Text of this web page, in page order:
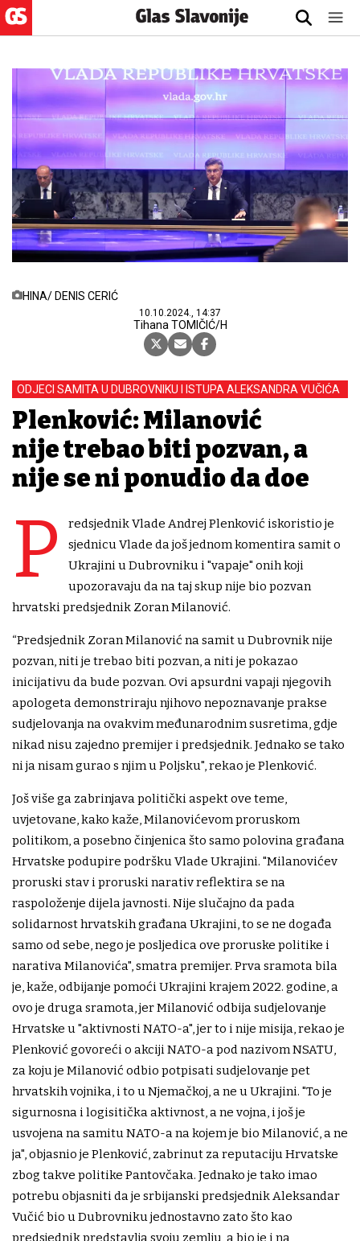
HINA/ DENIS CERIĆ
10.10.2024., 14:37
Tihana TOMIČIĆ/H
ODJECI SAMITA U DUBROVNIKU I ISTUPA ALEKSANDRA VUČIĆA
Plenković: Milanović
nije trebao biti pozvan, a
nije se ni ponudio da dođe
P
redsjednik Vlade Andrej Plenković iskoristio je
sjednicu Vlade da još jednom komentira samit o
Ukrajini u Dubrovniku i "vapaje" onih koji
upozoravaju da na taj skup nije bio pozvan
hrvatski predsjednik Zoran Milanović.
“Predsjednik Zoran Milanović na samit u Dubrovnik nije
pozvan, niti je trebao biti pozvan, a niti je pokazao
inicijativu da bude pozvan. Ovi apsurdni vapaji njegovih
apologeta demonstriraju njihovo nepoznavanje prakse
sudjelovanja na ovakvim međunarodnim susretima, gdje
nikad nisu zajedno premijer i predsjednik. Jednako se tako
ni ja nisam gurao s njim u Poljsku", rekao je Plenković.
Još više ga zabrinjava politički aspekt ove teme,
uvjetovane, kako kaže, Milanovićevom proruskom
politikom, a posebno činjenica što samo polovina građana
Hrvatske podupire podršku Vlade Ukrajini. "Milanovićev
proruski stav i proruski narativ reflektira se na
raspoloženje dijela javnosti. Nije slučajno da pada
solidarnost hrvatskih građana Ukrajini, to se ne događa
samo od sebe, nego je posljedica ove proruske politike i
narativa Milanovića", smatra premijer. Prva sramota bila
je, kaže, odbijanje pomoći Ukrajini krajem 2022. godine, a
ovo je druga sramota, jer Milanović odbija sudjelovanje
Hrvatske u "aktivnosti NATO-a", jer to i nije misija, rekao je
Plenković govoreći o akciji NATO-a pod nazivom NSATU,
za koju je Milanović odbio potpisati sudjelovanje pet
hrvatskih vojnika, i to u Njemačkoj, a ne u Ukrajini. "To je
sigurnosna i logisitička aktivnost, a ne vojna, i još je
usvojena na samitu NATO-a na kojem je bio Milanović, a ne
ja", objasnio je Plenković, zabrinut za reputaciju Hrvatske
zbog takve politike Pantovčaka. Jednako je tako imao
potrebu objasniti da je srbijanski predsjednik Aleksandar
Vučić bio u Dubrovniku jednostavno zato što kao
predsjednik predstavlja svoju zemlju, a bio je i na